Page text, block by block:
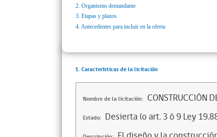
2. Organismo demandante
3. Etapas y plazos
4. Antecedentes para incluir en la oferta
1. Características de la licitación
Nombre de la licitación: CONSTRUCCIÓN
Estado: Desierta (o art. 3 ó 9 Ley